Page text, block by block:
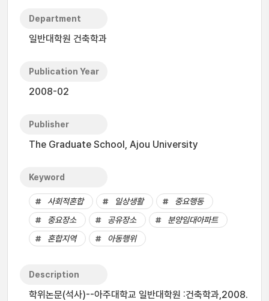
Department
일반대학원 건축학과
Publication Year
2008-02
Publisher
The Graduate School, Ajou University
Keyword
사회적혼합 일상생활
중요행동
중요장소
공유장소
분양임대아파트
혼합지역
아동행위
Description
학위논문(석사)--아주대학교 일반대학원 :건축학과,2008.